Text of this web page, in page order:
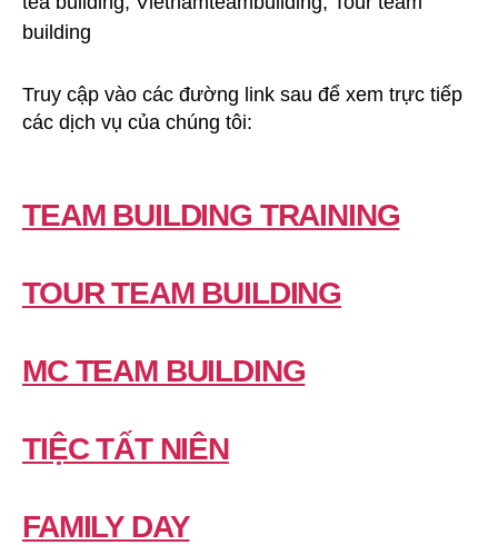
Truy cập vào các đường link sau để xem trực tiếp
các dịch vụ của chúng tôi:
TEAM BUILDING TRAINING
TOUR TEAM BUILDING
MC TEAM BUILDING
TIỆC TẤT NIÊN
FAMILY DAY